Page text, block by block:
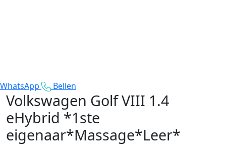
WhatsApp Bellen
Volkswagen GolfVIII 1.4
eHybrid *1ste
eigenaar*Massage*Leer*